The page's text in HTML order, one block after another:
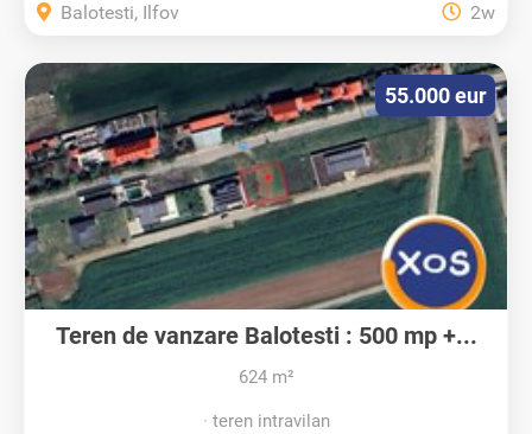
Balotesti, Ilfov 2w
Teren de vanzare Balotesti : 500 mp +...
624 m²
teren intravilan
55.000 eur